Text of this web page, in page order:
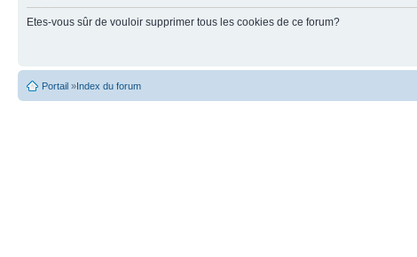
Etes-vous sûr de vouloir supprimer tous les cookies de ce forum?
Portail »Index du forum